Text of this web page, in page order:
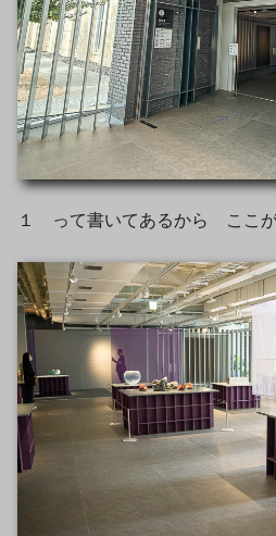
１ って書いてあるから ここ